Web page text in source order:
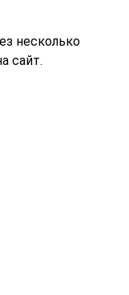
несколько
сайт.